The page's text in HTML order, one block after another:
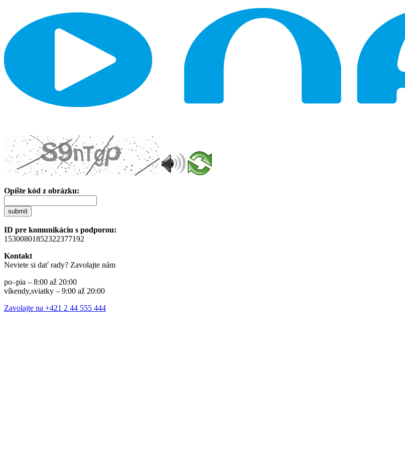
Opíšte kód z obrázku:
submit
ID pre komunikáciu s podporou:
15300801852322377192
Kontakt
Neviete si dať rady? Zavolajte nám
po–pia – 8:00 až 20:00
víkendy,sviatky – 9:00 až 20:00
Zavolajte na +421 2 44 555 444